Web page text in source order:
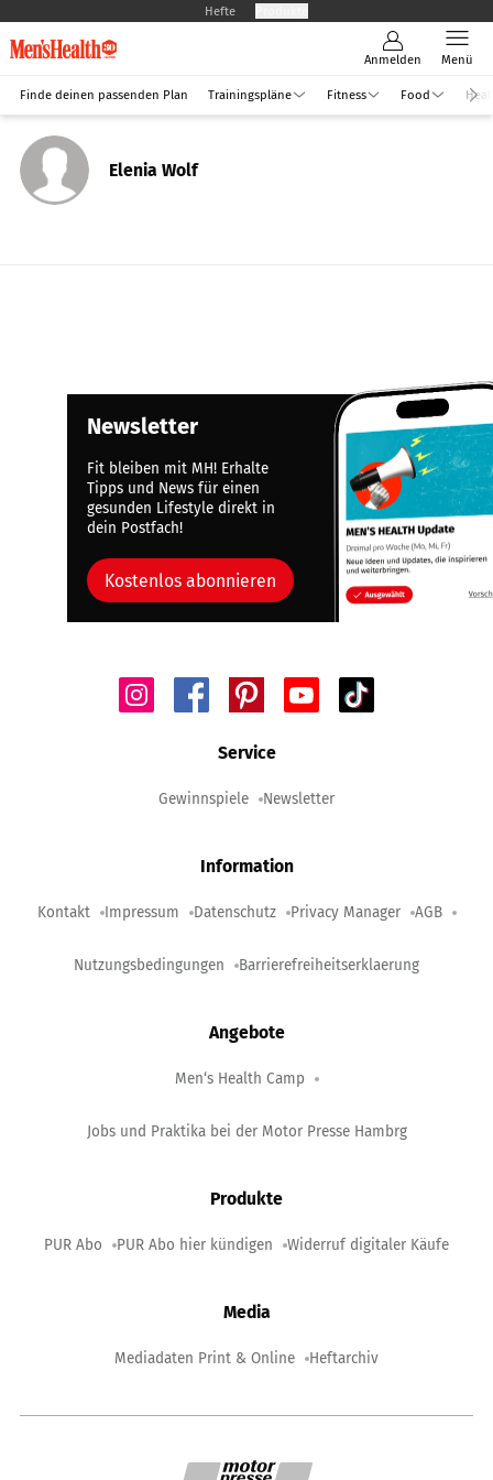
Hefte
Anmelden Menü
Finde deinen passenden Plan Trainingspläne Fitness Food
Elenia Wolf
Newsletter
Fit bleiben mit MH! Erhalte
Tipps und News für einen
gesunden Lifestyle direkt in
dein Postfach!
Kostenlos abonnieren
Service
Gewinnspiele Newsletter
Information
Kontakt Impressum Datenschutz Privacy Manager AGB
Nutzungsbedingungen Barrierefreiheitserklaerung
Angebote
Men‘s Health Camp
Jobs und Praktika bei der Motor Presse Hambrg
Produkte
PUR Abo PUR Abo hier kündigen Widerruf digitaler Käufe
Media
Mediadaten Print & Online Heftarchiv